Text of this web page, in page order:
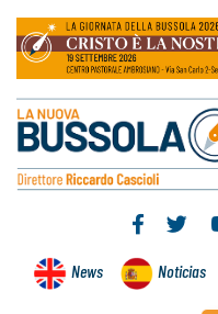
News Noticias